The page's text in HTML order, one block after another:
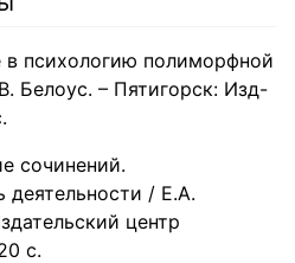
в психологию полиморфной
Белоус. – Пятигорск: Изд-
сочинений.
деятельности / Е.А.
центр
с.